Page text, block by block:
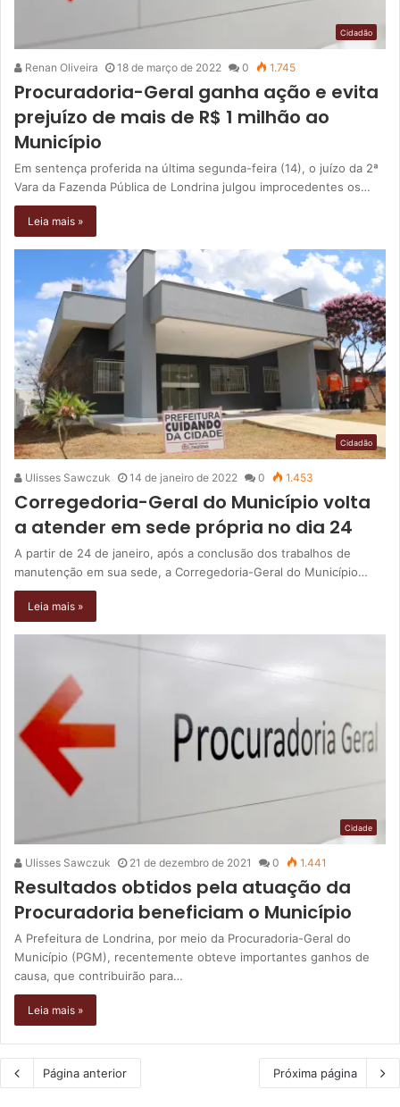
Cidadão
Renan Oliveira 18 de março de 2022 0 1.745
Procuradoria-Geral ganha ação e evita
prejuízo de mais de R$ 1 milhão ao
Município
Em sentença proferida na última segunda-feira (14), o juízo da 2ª
Vara da Fazenda Pública de Londrina julgou improcedentes os…
Leia mais »
Cidadão
Ulisses Sawczuk 14 de janeiro de 2022 0 1.453
Corregedoria-Geral do Município volta
a atender em sede própria no dia 24
A partir de 24 de janeiro, após a conclusão dos trabalhos de
manutenção em sua sede, a Corregedoria-Geral do Município…
Leia mais »
Cidade
Ulisses Sawczuk 21 de dezembro de 2021 0 1.441
Resultados obtidos pela atuação da
Procuradoria beneficiam o Município
A Prefeitura de Londrina, por meio da Procuradoria-Geral do
Município (PGM), recentemente obteve importantes ganhos de
causa, que contribuirão para…
Leia mais »
Página anterior Próxima página